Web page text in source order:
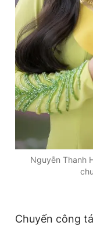
Nguyễn Thanh
Chuyến công